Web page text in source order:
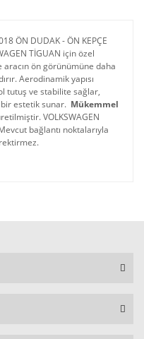
ÖN DUDAK - ÖN KEPÇE
TİGUAN için özel
ön görünümüne daha
Aerodinamik yapısı
tutuş ve stabilite sağlar,
bir estetik sunar. Mükemmel
VOLKSWAGEN
bağlantı noktalarıyla